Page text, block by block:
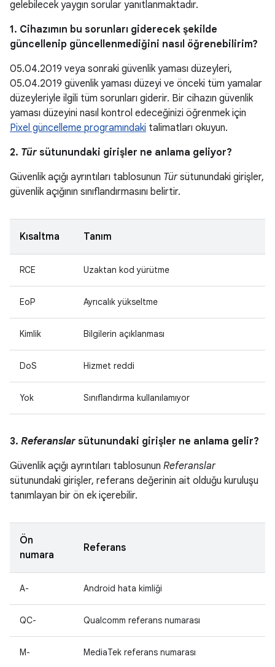
gelebilecek yaygın sorular yanıtlanmaktadır.
1. Cihazımın bu sorunları giderecek şekilde
güncellenip güncellenmediğini nasıl öğrenebilirim?
05.04.2019 veya sonraki güvenlik yaması düzeyleri,
05.04.2019 güvenlik yaması düzeyi ve önceki tüm yamalar
düzeyleriyle ilgili tüm sorunları giderir. Bir cihazın güvenlik
yaması düzeyini nasıl kontrol edeceğinizi öğrenmek için
Pixel güncelleme programındaki talimatları okuyun.
2. Tür sütunundaki girişler ne anlama geliyor?
Güvenlik açığı ayrıntıları tablosunun Türsütunundaki girişler,
güvenlik açığının sınıflandırmasını belirtir.
Kısaltma Tanım
RCE Uzaktan kod yürütme
EoP Ayrıcalık yükseltme
Kimlik Bilgilerin açıklanması
DoS Hizmet reddi
Yok Sınıflandırma kullanılamıyor
3. Referanslar sütunundaki girişler ne anlama gelir?
Güvenlik açığı ayrıntıları tablosunun Referanslar
sütunundaki girişler, referans değerinin ait olduğu kuruluşu
tanımlayan bir ön ek içerebilir.
Ön
numara
Referans
A- Android hata kimliği
QC- Qualcomm referans numarası
M- MediaTek referans numarası